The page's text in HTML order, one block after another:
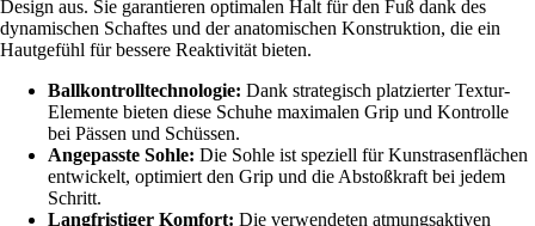
Design aus. Sie garantieren optimalen Halt für den Fuß dank des
dynamischen Schaftes und der anatomischen Konstruktion, die ein
Hautgefühl für bessere Reaktivität bieten.
Ballkontrolltechnologie: Dank strategisch platzierter Textur-
Elemente bieten diese Schuhe maximalen Grip und Kontrolle
bei Pässen und Schüssen.
Angepasste Sohle: Die Sohle ist speziell für Kunstrasenflächen
entwickelt, optimiert den Grip und die Abstoßkraft bei jedem
Schritt.
Langfristiger Komfort: Die verwendeten atmungsaktiven